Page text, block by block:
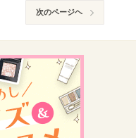
次のページヘ